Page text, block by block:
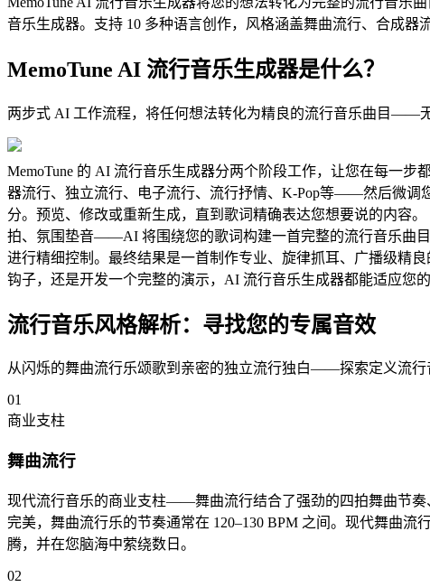
音乐生成器。支持 10 多种语言创作，风格涵盖舞曲流行、合成器
MemoTune AI 流行音乐生成器是什么？
两步式 AI 工作流程，将任何想法转化为精良的流行音乐曲目——
MemoTune 的 AI 流行音乐生成器分两个阶段工作，让您在每一
器流行、独立流行、电子流行、流行抒情、K-Pop等——然后微调
分。预览、修改或重新生成，直到歌词精确表达您想要说的内容
拍、氛围垫音——AI 将围绕您的歌词构建一首完整的流行音乐曲
进行精细控制。最终结果是一首制作专业、旋律抓耳、广播级精
钩子，还是开发一个完整的演示，AI 流行音乐生成器都能适应您的
流行音乐风格解析：寻找您的专属音效
从闪烁的舞曲流行乐颂歌到亲密的独立流行独白——探索定义流行
01
商业支柱
舞曲流行
现代流行音乐的商业支柱——舞曲流行结合了强劲的四拍舞曲节奏
完美，舞曲流行乐的节奏通常在 120–130 BPM 之间。现代舞曲
腾，并在您脑海中萦绕数日。
02